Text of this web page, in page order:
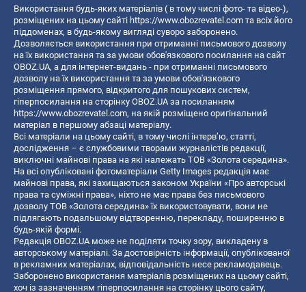
Використання будь-яких матеріалів ( в тому числі фото- та відео-),
розміщених на цьому сайті https://www.obozrevatel.com та всіх його
піддоменах, в будь-якому вигляді суворо заборонено.
Дозволяється використання при отриманні письмового дозволу
на їх використання та за умови обов'язкового посилання на сайт
OBOZ.UA, а для інтернет-видань - при отриманні письмового
дозволу на їх використання та за умови обов'язкового
розміщення прямого, відкритого для пошукових систем,
гіперпосилання на сторінку OBOZ.UA за посиланням
https://www.obozrevatel.com, на якій розміщено оригінальний
матеріал в першому абзаці матеріалу.
Всі матеріали на цьому сайті, в тому числі інтерв’ю, статті,
дослідження – є службовими творами журналістів редакції,
виключні майнові права на які належать ТОВ «Золота середина».
На всі опубліковані фотоматеріали Getty Images редакція має
майнові права, які захищаються законом України «Про авторські
права та суміжні права», ніхто не має права без письмового
дозволу ТОВ «Золота середина» їх використовувати, вони не
підлягають подальшому відтворенню, перекладу, поширенню в
будь-якій формі.
Редакція OBOZ.UA може не поділяти точку зору, викладену в
авторському матеріалі. За достовірність інформації, опублікованої
в рекламних матеріалах, відповідальність несе рекламодавець.
Заборонено використання матеріалів розміщених на цьому сайті,
хоч із зазначенням гіперпосилання на сторінку цього сайту,